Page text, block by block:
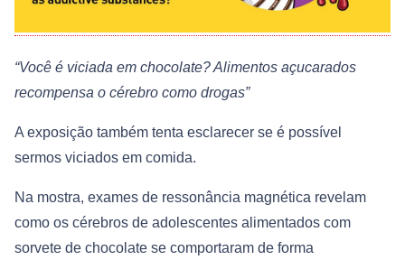
“Você é viciada em chocolate? Alimentos açucarados
recompensa o cérebro como drogas”
A exposição também tenta esclarecer se é possível
sermos viciados em comida.
Na mostra, exames de ressonância magnética revelam
como os cérebros de adolescentes alimentados com
sorvete de chocolate se comportaram de forma